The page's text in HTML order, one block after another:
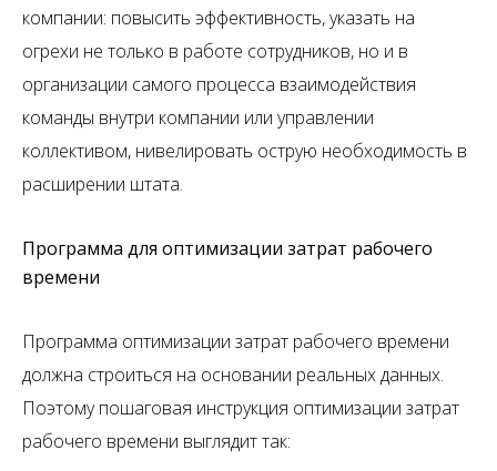
компании: повысить эффективность, указать на
огрехи не только в работе сотрудников, но и в
организации самого процесса взаимодействия
команды внутри компании или управлении
коллективом, нивелировать острую необходимость в
расширении штата.
Программа для оптимизации затрат рабочего
времени
Программа оптимизации затрат рабочего времени
должна строиться на основании реальных данных.
Поэтому пошаговая инструкция оптимизации затрат
рабочего времени выглядит так: